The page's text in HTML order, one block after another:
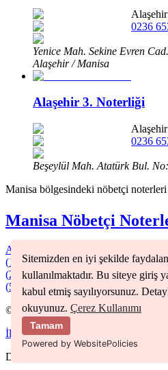
Sitemizden en iyi şekilde
kullanılmaktadır. Bu siteye giriş
kabul etmiş sayılıyorsunuz.
okuyunuz. Çerez Kullanımı
Tamam
Powered by WebsitePolicies
Alaşehir
0236
Yenice Mah. Sekine Evren
Alaşehir / Manisa
Alaşehir 3. Noterliği
Alaşehir
0236
Beşeylül Mah. Atatürk Bul.
Manisa bölgesindeki nöbetçi noterleri
Manisa Nöbetçi
Ahmetlı
(1 Gördes(1)Kırkağaç(2)Köprübaşı
(2 Saruhanlı(1)Şehzadeler(2)Selendi
(5 Yunusemre
©
2026Nöbetçi Noter
İletişimKullanım Koşulları
Developer